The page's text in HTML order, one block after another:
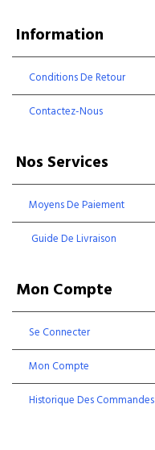
Information
Conditions De Retour
Contactez-Nous
Nos Services
Moyens De Paiement
Guide De Livraison
Mon Compte
Se Connecter
Mon Compte
Historique Des Commandes